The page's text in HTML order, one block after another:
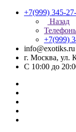
+7(999) 345-
Назад
+7(999)
info@exotiks.ru
г. Москва, ул.
С 10:00 до